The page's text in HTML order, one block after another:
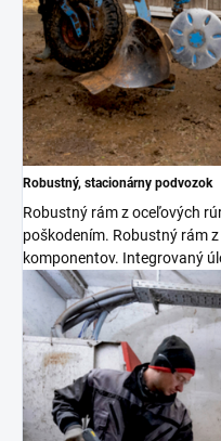
Robustný, stacionárny podvozok
Robustný rám z oceľových
poškodením. Robustný rám
komponentov. Integrovaný